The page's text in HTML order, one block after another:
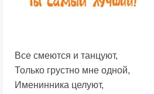
Все смеются и танцуют,
Только грустно мне одной,
Именинника целуют,